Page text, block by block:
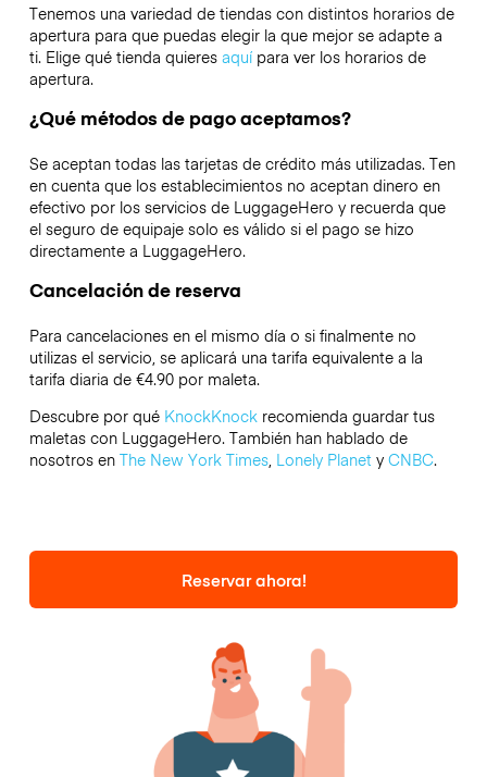
Tenemos una variedad de tiendas con distintos horarios de
apertura para que puedas elegir la que mejor se adapte a
ti. Elige qué tienda quieres aquípara ver los horarios de
apertura.
¿Qué métodos de pago aceptamos?
Se aceptan todas las tarjetas de crédito más utilizadas. Ten
en cuenta que los establecimientos no aceptan dinero en
efectivo por los servicios de LuggageHero y recuerda que
el seguro de equipaje solo es válido si el pago se hizo
directamente a LuggageHero.
Cancelación de reserva
Para cancelaciones en el mismo día o si finalmente no
utilizas el servicio, se aplicará una tarifa equivalente a la
tarifa diaria de €4.90 por maleta.
Descubre por qué KnockKnockrecomienda guardar tus
maletas con LuggageHero. También han hablado de
nosotros en The New York Times, Lonely Planety CNBC.
Reservar ahora!